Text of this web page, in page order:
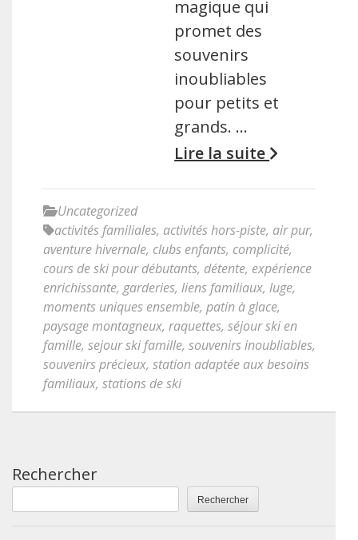
magique qui
promet des
souvenirs
inoubliables
pour petits et
grands. …
Lire la suite
Uncategorized
activités familiales, activités hors-piste, air pur,
aventure hivernale, clubs enfants, complicité,
cours de ski pour débutants, détente, expérience
enrichissante, garderies, liens familiaux, luge,
moments uniques ensemble, patin à glace,
paysage montagneux, raquettes, séjour ski en
famille, sejour ski famille, souvenirs inoubliables,
souvenirs précieux, station adaptée aux besoins
familiaux, stations de ski
Rechercher
Rechercher